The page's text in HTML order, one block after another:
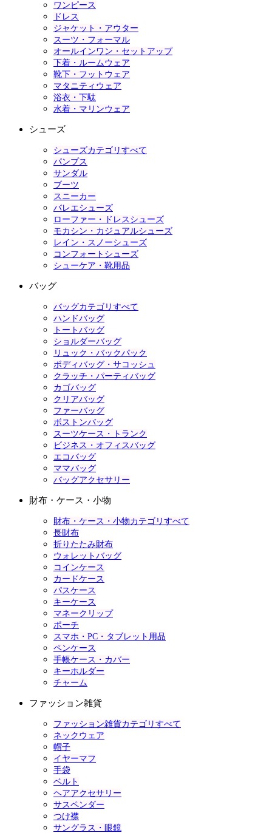
ワンピース
ドレス
ジャケット・アウター
スーツ・フォーマル
オールインワン・セットアップ
下着・ルームウェア
靴下・フットウェア
マタニティウェア
浴衣・下駄
水着・マリンウェア
シューズ
シューズカテゴリすべて
パンプス
サンダル
ブーツ
スニーカー
バレエシューズ
ローファー・ドレスシューズ
モカシン・カジュアルシューズ
レイン・スノーシューズ
コンフォートシューズ
シューケア・靴用品
バッグ
バッグカテゴリすべて
ハンドバッグ
トートバッグ
ショルダーバッグ
リュック・バックパック
ボディバッグ・サコッシュ
クラッチ・パーティバッグ
カゴバッグ
クリアバッグ
ファーバッグ
ボストンバッグ
スーツケース・トランク
ビジネス・オフィスバッグ
エコバッグ
ママバッグ
バッグアクセサリー
財布・ケース・小物
財布・ケース・小物カテゴリすべて
長財布
折りたたみ財布
ウォレットバッグ
コインケース
カードケース
パスケース
キーケース
マネークリップ
ポーチ
スマホ・PC・タブレット用品
ペンケース
手帳ケース・カバー
キーホルダー
チャーム
ファッション雑貨
ファッション雑貨カテゴリすべて
ネックウェア
帽子
イヤーマフ
手袋
ベルト
ヘアアクセサリー
サスペンダー
つけ襟
サングラス・眼鏡